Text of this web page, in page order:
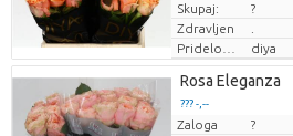
Skupaj:
?
Zdravljen
diya
Rosa Eleganza
??? -,--
Cena za kos
Zaloga ?